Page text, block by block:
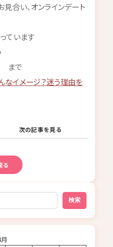
見合い、オンラインデート
ています
まで
なイメージ？迷う理由を
次の記事を見る
る
検索